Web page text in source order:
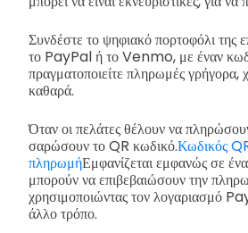
Συνδέστε το ψηφιακό πορτοφόλι της
το PayPal ή το Venmo, με έναν
πραγματοποιείτε πληρωμές γρήγορα,
καθαρά.
Όταν οι πελάτες θέλουν να
σαρώσουν το QR κωδικό.Κωδικός
πληρωμήΕμφανίζεται εμφανώς σε
μπορούν να επιβεβαιώσουν την
χρησιμοποιώντας τον λογαριασμό
άλλο τρόπο.